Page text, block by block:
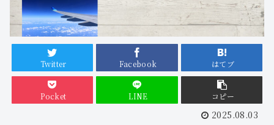
Twitter Facebook はてブ
Pocket LINE コピー
2025.08.03